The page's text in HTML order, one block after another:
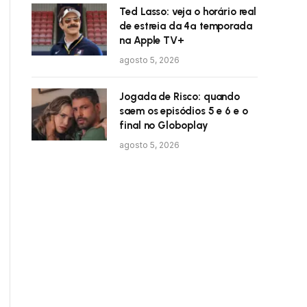
Ted Lasso: veja o horário real
de estreia da 4ª temporada
na Apple TV+
agosto 5, 2026
Jogada de Risco: quando
saem os episódios 5 e 6 e o
final no Globoplay
agosto 5, 2026